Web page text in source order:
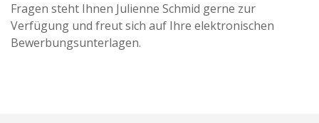
Fragen steht Ihnen Julienne Schmid gerne zur
Verfügung und freut sich auf Ihre elektronischen
Bewerbungsunterlagen.